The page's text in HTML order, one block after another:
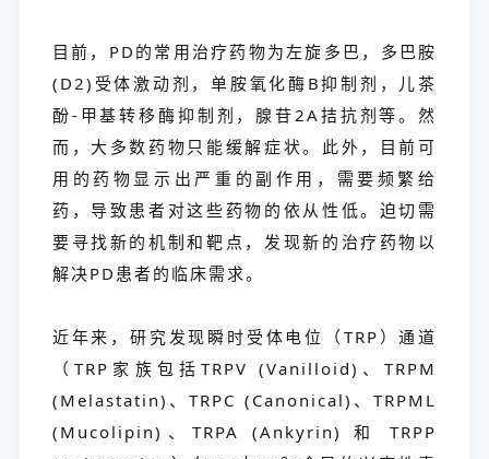
目前，PD的常用治疗药物为左旋多巴，多巴胺
(D2)受体激动剂，单胺氧化酶B抑制剂，儿茶
酚-甲基转移酶抑制剂，腺苷2A拮抗剂等。然
而，大多数药物只能缓解症状。此外，目前可
用的药物显示出严重的副作用，需要频繁给
药，导致患者对这些药物的依从性低。迫切需
要寻找新的机制和靶点，发现新的治疗药物以
解决PD患者的临床需求。
近年来，研究发现瞬时受体电位（TRP）通道
（TRP家族包括TRPV (Vanilloid)、TRPM
(Melastatin)、TRPC (Canonical)、TRPML
(Mucolipin)、TRPA (Ankyrin) 和 TRPP